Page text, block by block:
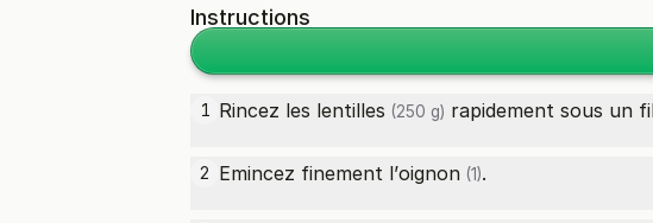
Instructions
1 Rincez les lentilles (250 g) rapidement sous un
2 Emincez finement l’oignon (1).